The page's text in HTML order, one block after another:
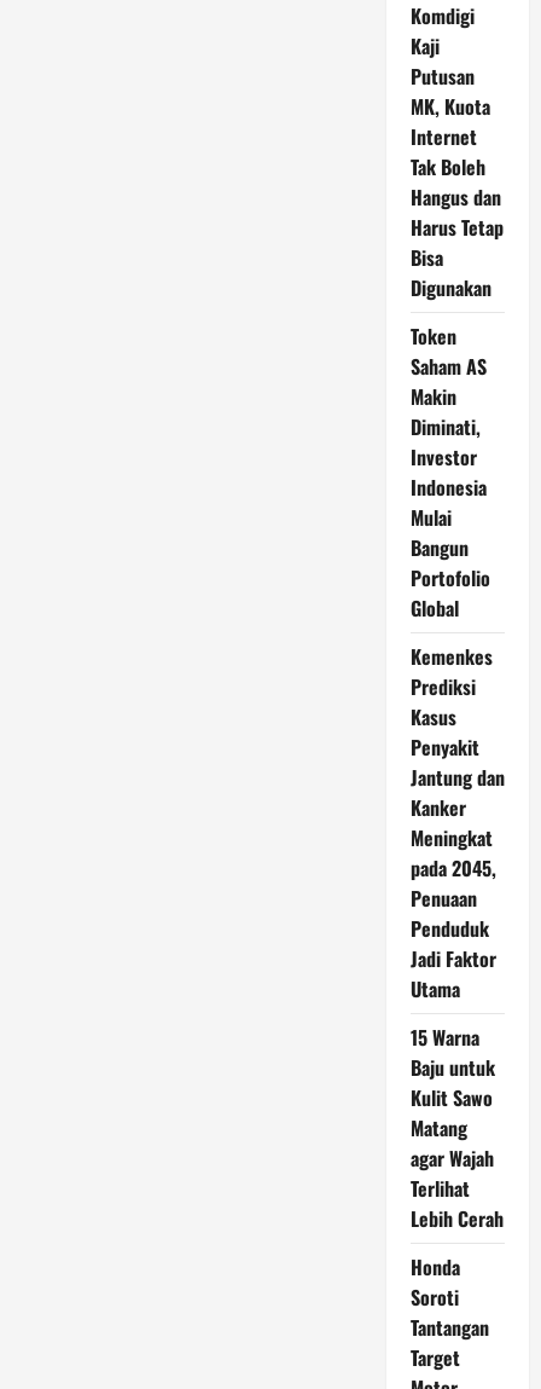
Komdigi
Kaji
Putusan
MK, Kuota
Internet
Tak Boleh
Hangus dan
Harus Tetap
Bisa
Digunakan
Token
Saham AS
Makin
Diminati,
Investor
Indonesia
Mulai
Bangun
Portofolio
Global
Kemenkes
Prediksi
Kasus
Penyakit
Jantung dan
Kanker
Meningkat
pada 2045,
Penuaan
Penduduk
Jadi Faktor
Utama
15 Warna
Baju untuk
Kulit Sawo
Matang
agar Wajah
Terlihat
Lebih Cerah
Honda
Soroti
Tantangan
Target